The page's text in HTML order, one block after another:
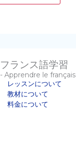
フランス語学習
- Apprendre le français
レッスンについて
教材について
料金について